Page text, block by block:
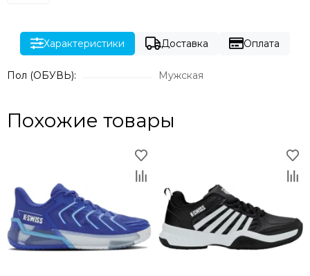
Характеристики Доставка Оплата
Пол (ОБУВЬ): Мужская
Похожие товары